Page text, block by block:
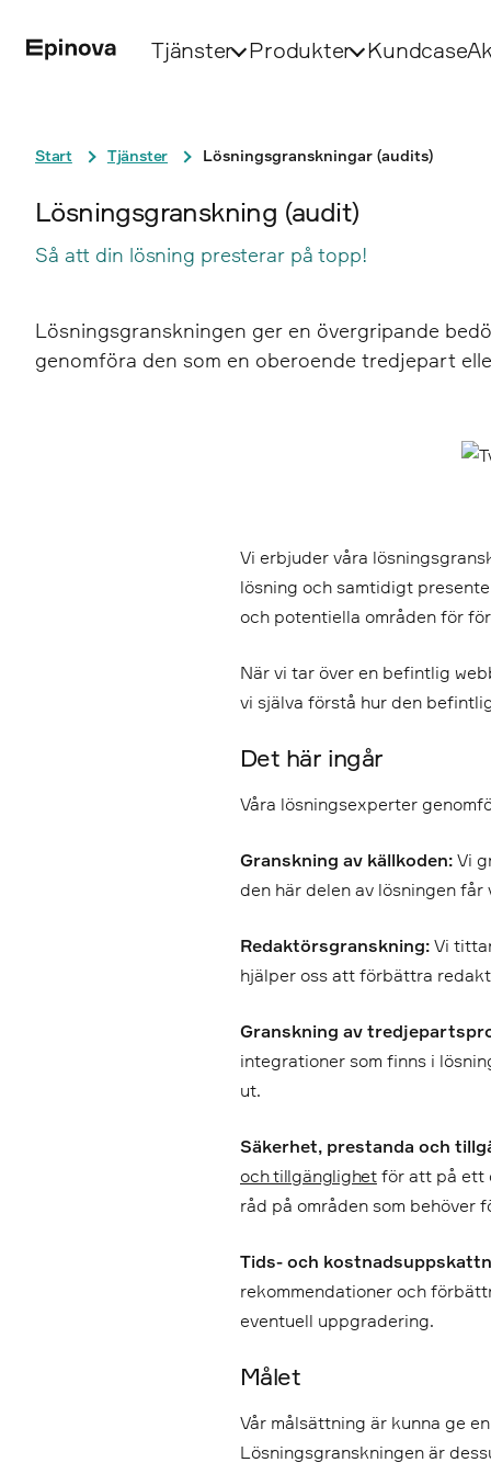
Tjänster Produkter Kundcase
Start Tjänster Lösningsgranskningar (audits)
Lösningsgranskning (audit)
Så att din lösning presterar på topp!
Lösningsgranskningen ger en övergripande
genomföra den som en oberoende tredjepart
Vi erbjuder våra
lösning och samtidigt
och potentiella områden för
När vi tar över en befintlig
vi själva förstå hur den
Det här ingår
Våra lösningsexperter
Granskning av källkoden: Vi
den här delen av lösningen
Redaktörsgranskning: Vi
hjälper oss att förbättra
Granskning av
integrationer som finns i
ut.
Säkerhet, prestanda och
och tillgänglighetför att på ett
råd på områden som behöver
Tids- och
rekommendationer och
eventuell uppgradering.
Målet
Vår målsättning är kunna ge
Lösningsgranskningen är